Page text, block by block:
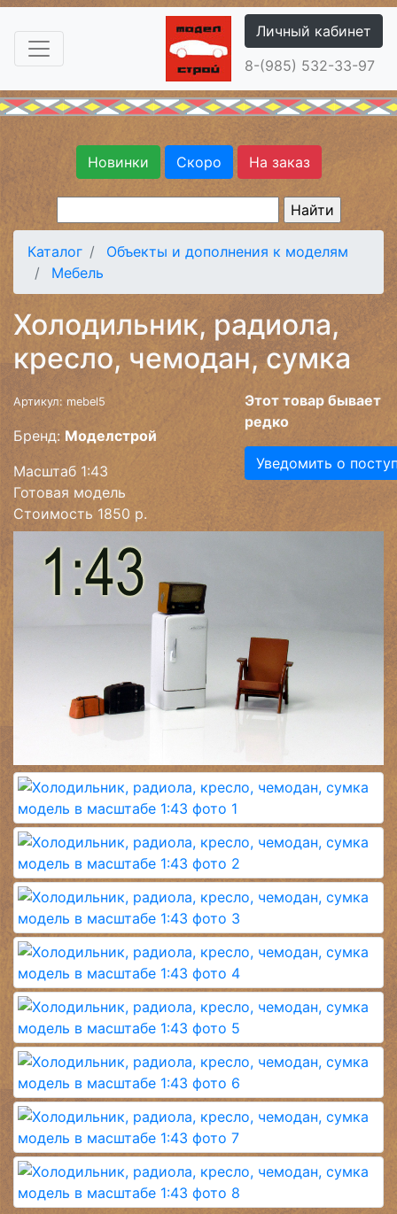
Личный кабинет
8-(985) 532-33-97
Новинки Скоро На заказ
Каталог
Объекты и дополнения к моделям
Мебель
Холодильник, радиола,
кресло, чемодан, сумка
Артикул: mebel5
Бренд: Моделстрой
Масштаб 1:43
Готовая модель
Стоимость 1850 р.
Этот товар бывает
редко
Уведомить о